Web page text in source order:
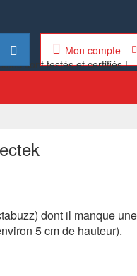
Mon compte
dont il manque
5 cm de hauteur).